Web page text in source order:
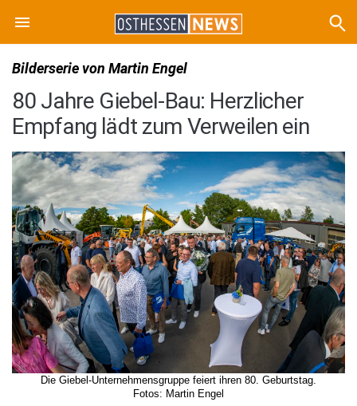
Bilderserie von Martin Engel
80 Jahre Giebel-Bau: Herzlicher
Empfang lädt zum Verweilen ein
Die Giebel-Unternehmensgruppe feiert ihren 80. Geburtstag.
Fotos: Martin Engel